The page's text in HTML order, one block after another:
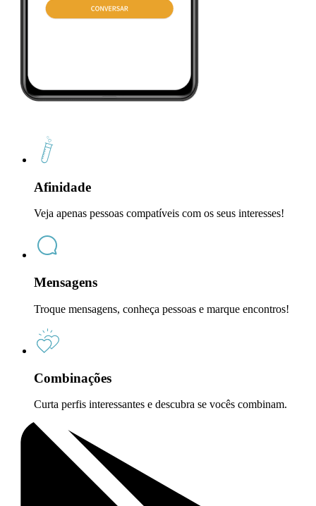
Afinidade
Veja apenas pessoas compatíveis com os seus interesses!
Mensagens
Troque mensagens, conheça pessoas e marque encontros!
Combinações
Curta perfis interessantes e descubra se vocês combinam.